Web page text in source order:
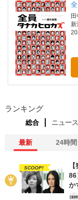
新
ランキング
総合 ニュース
最新 24時間
SCOOP!
86
か